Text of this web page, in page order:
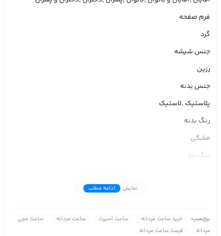
فرم صفحه
گرد
جنس شیشه
رزین
جنس بدنه
پلاستیک ,لاستیک
رنگ بدنه
مشکی
رنگ بند
نوع قفل بند
نمایش ادامه مطلب
برچسب: خرید ساعت مردانه ساعت اسپرت ساعت مردانه
ساعت مچی
مردانه
قیمت ساعت مردانه